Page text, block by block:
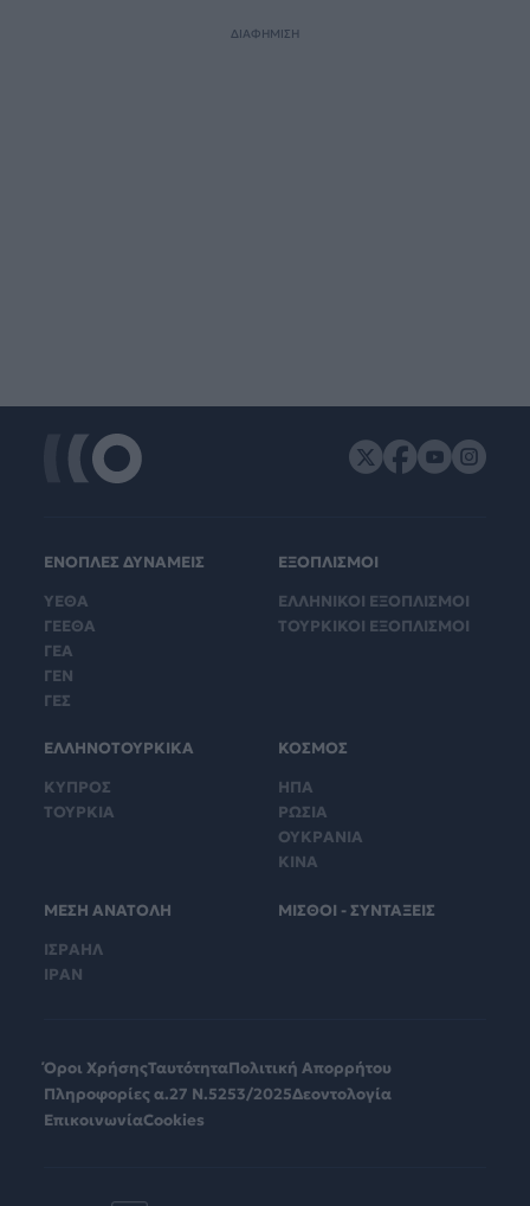
ΔΙΑΦΗΜΙΣΗ
ΕΝΟΠΛΕΣ ΔΥΝΑΜΕΙΣ
ΥΕΘΑ
ΓΕΕΘΑ
ΓΕΑ
ΓΕΝ
ΓΕΣ
ΕΞΟΠΛΙΣΜΟΙ
ΕΛΛΗΝΙΚΟΙ ΕΞΟΠΛΙΣΜΟΙ
ΤΟΥΡΚΙΚΟΙ ΕΞΟΠΛΙΣΜΟΙ
ΕΛΛΗΝΟΤΟΥΡΚΙΚΑ
ΚΥΠΡΟΣ
ΤΟΥΡΚΙΑ
ΚΟΣΜΟΣ
ΗΠΑ
ΡΩΣΙΑ
ΟΥΚΡΑΝΙΑ
ΚΙΝΑ
ΜΕΣΗ ΑΝΑΤΟΛΗ
ΙΣΡΑΗΛ
ΙΡΑΝ
ΜΙΣΘΟΙ - ΣΥΝΤΑΞΕΙΣ
Όροι ΧρήσηςΤαυτότηταΠολιτική Απορρήτου
Πληροφορίες α.27 Ν.5253/2025Δεοντολογία
ΕπικοινωνίαCookies